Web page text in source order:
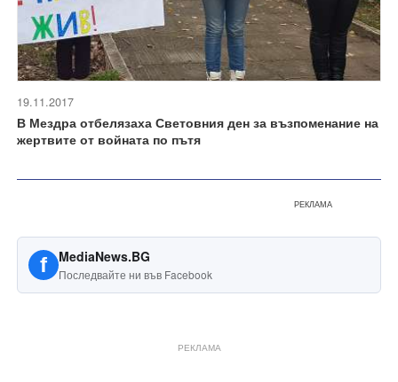
19.11.2017
В Мездра отбелязаха Световния ден за възпоменание на
жертвите от войната по пътя
РЕКЛАМА
f MediaNews.BG
Последвайте ни във Facebook
РЕКЛАМА